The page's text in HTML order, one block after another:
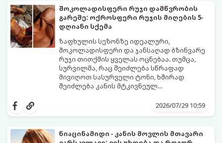
შესაბამისად, ჩვენი მიზანია ამ
ბაქტერიების განადგურება და კანის
გამოშრობა.
აი, 5 ყველაზე ეფექტური,
აპრობირებული და ნაცადი ხერხი,
რომლებიც ნებისმიერ ოფისში, კაფესა
თუ საზოგადოებრივ ტუალეტში, სულ
რაღაც 2 წუთში გადაგარჩენთ:
შოკოლადისფერი რუჯი დამწვრობის
გარეშე: ოქროსფერი რუჯის მიღების 5-
დღიანი სქემა
ზაფხულის სეზონზე იდეალური,
შოკოლადისფერი და ჯანსაღად ბზინვარე
რუჯი თითქმის ყველას ოცნებაა. თუმცა,
სურვილმა, რაც შეიძლება სწრაფად
მივიღოთ სასურველი ტონი, ხშირად
შეიძლება კანის მტკივნეულ
გამოიმუშაოს მელანინი - პიგმენტი,
5-დღიანი სქემა დაგეხმარებათ, მიიღოთ
ღრმა, თანაბარი და ხანგრძლივი რუჯი
2026/07/29 10:59
ნიაცინამიდი - კანის მოვლის მთავარი